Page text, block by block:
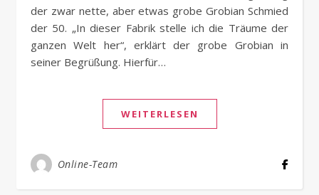
der zwar nette, aber etwas grobe Grobian Schmied
der 50. „In dieser Fabrik stelle ich die Träume der
ganzen Welt her“, erklärt der grobe Grobian in
seiner Begrüßung. Hierfür…
WEITERLESEN
Online-Team